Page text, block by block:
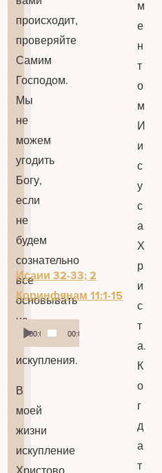
Аудиоплеер
00:00 00:00
происходит,
проверяйте
Самим
Господом.
Мы
не
можем
угодить
Богу,
если
не
будем
сознательно
все
основывать
на
фундаменте
искупления.
В
моей
жизни
искупление
Исаии 32-33; 2
Коринфянам 11:1-15
м
е
н
т
о
м
И
и
с
у
с
а
Х
р
и
с
т
а.
К
о
г
д
а
т